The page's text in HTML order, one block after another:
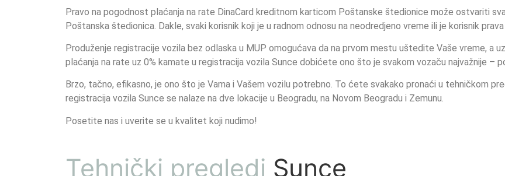
Pravo na pogodnost plaćanja na rate DinaCard kreditnom karticom Poštanske štedionice može ostvariti
Poštanska štedionica. Dakle, svaki korisnik koji je u radnom odnosu na neodredjeno vreme ili je korisnik
Produženje registracije vozila bez odlaska u MUP omogućava da na prvom mestu uštedite Vaše vreme, a
plaćanja na rate uz 0% kamate u registracija vozila Sunce dobićete ono što je svakom vozaču najvažnije –
Brzo, tačno, efikasno, je ono što je Vama i Vašem vozilu potrebno. To ćete svakako pronaći u tehničkom
registracija vozila Sunce se nalaze na dve lokacije u Beogradu, na Novom Beogradu i Zemunu.
Posetite nas i uverite se u kvalitet koji nudimo!
Tehnički pregledi Sunce